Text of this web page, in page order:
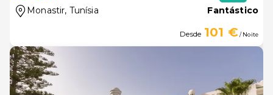
Monastir, Tunísia Fantástico
Desde 101 €/ Noite